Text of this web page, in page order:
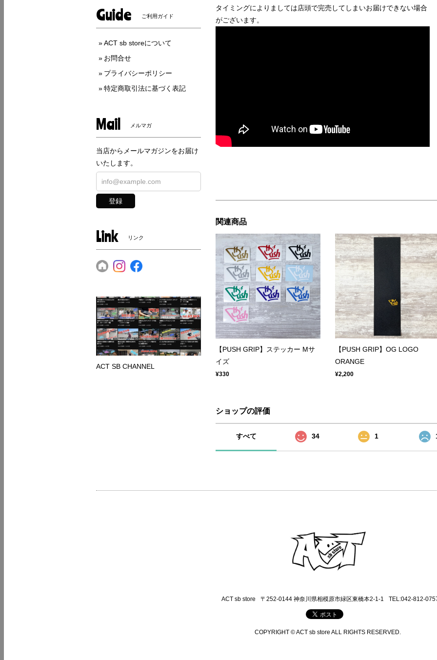
タイミングによりましては店頭で完売してしまいお届けできない場合
がございます。
関連商品
【PUSH GRIP】ステッカー Mサ
イズ
¥330
【PUSH GRIP】OG LOGO
ORANGE
¥2,200
ショップの評価
すべて 34 1
Guide ご利用ガイド
ACT sb storeについて
お問合せ
プライバシーポリシー
特定商取引法に基づく表記
Mail メルマガ
当店からメールマガジンをお届け
いたします。
登録
Link リンク
ACT SB CHANNEL
ACT sb store 〒252-0144 神奈川県相模原市緑区東橋本2-1-1 TEL:042-812-
COPYRIGHT © ACT sb store ALL RIGHTS RESERVED.